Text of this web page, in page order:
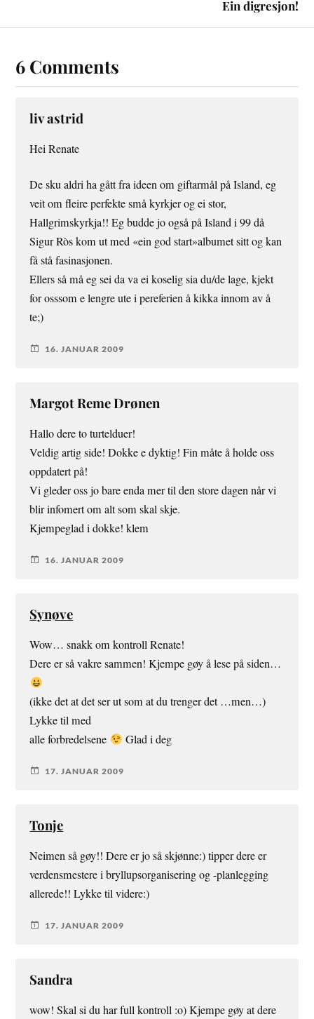
Ein digresjon!
6 Comments
liv astrid
Hei Renate
De sku aldri ha gått fra ideen om giftarmål på Island, eg
veit om fleire perfekte små kyrkjer og ei stor,
Hallgrimskyrkja!! Eg budde jo også på Island i 99 då
Sigur Ròs kom ut med «ein god start»albumet sitt og kan
få stå fasinasjonen.
Ellers så må eg sei da va ei koselig sia du/de lage, kjekt
for osssom e lengre ute i pereferien å kikka innom av å
te;)
16. JANUAR 2009
Margot Reme Drønen
Hallo dere to turtelduer!
Veldig artig side! Dokke e dyktig! Fin måte å holde oss
oppdatert på!
Vi gleder oss jo bare enda mer til den store dagen når vi
blir infomert om alt som skal skje.
Kjempeglad i dokke! klem
16. JANUAR 2009
Synøve
Wow… snakk om kontroll Renate!
Dere er så vakre sammen! Kjempe gøy å lese på siden…
(ikke det at det ser ut som at du trenger det …men…)
Lykke til med
alle forbredelsene
Glad i deg
17. JANUAR 2009
Tonje
Neimen så gøy!! Dere er jo så skjønne:) tipper dere er
verdensmestere i bryllupsorganisering og -planlegging
allerede!! Lykke til videre:)
17. JANUAR 2009
Sandra
wow! Skal si du har full kontroll :o) Kjempe gøy at dere